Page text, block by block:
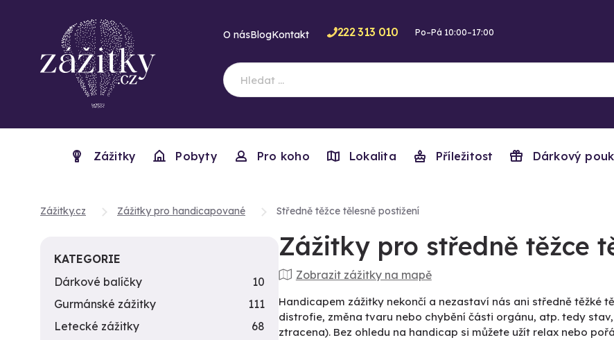
O násBlogKontakt 222 313 010 Po–Pá 10:00–17:00
Zážitky Pobyty Pro koho Lokalita Příležitost Dárkový
Zážitky.cz Zážitky pro handicapované Středně těžce tělesně postižení
Zážitky pro středně těžce
Zobrazit zážitky na mapě
Handicapem zážitky nekončí a nezastaví nás ani středně těžké
distrofie, změna tvaru nebo chybění části orgánu, atp. tedy
ztracena). Bez ohledu na handicap si můžete užít relax nebo
KATEGORIE
Dárkové balíčky
10
Gurmánské zážitky
111
Letecké zážitky
68